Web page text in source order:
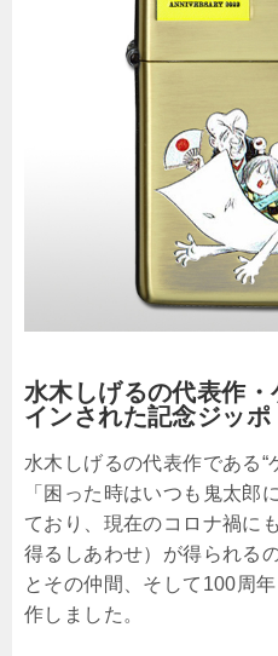
水木しげるの代表作
インされた記念ジッポ
水木しげるの代表作である“
「困った時はいつも鬼太郎
ており、現在のコロナ禍に
得るしあわせ）が得られる
とその仲間、そして100周
作しました。